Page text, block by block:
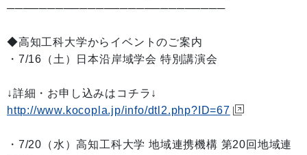
───────────────────────────
◆高知工科大学からイベントのご案内
・7/16（土）日本沿岸域学会 特別講演会
↓詳細・お申し込みはコチラ↓
http://www.kocopla.jp/info/dtl2.php?ID=67
・7/20（水）高知工科大学 地域連携機構 第20回地域連